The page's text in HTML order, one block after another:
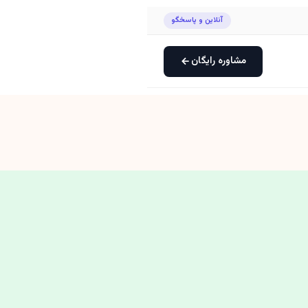
آنلاین و پاسخگو
مشاوره رایگان